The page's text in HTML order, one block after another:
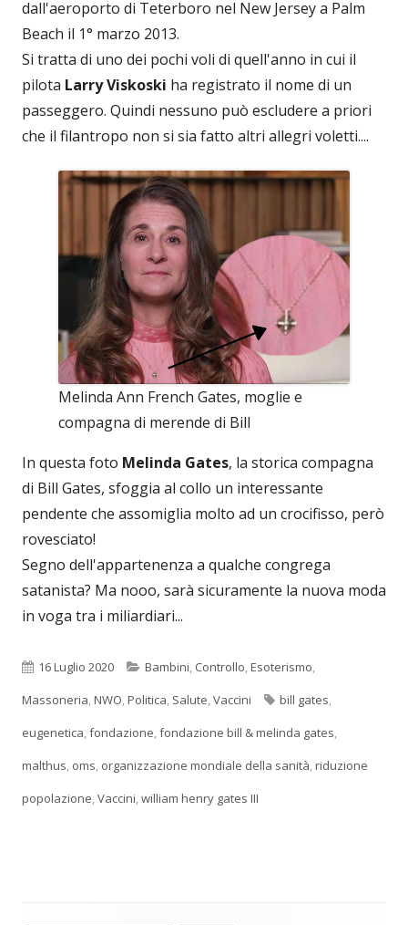
dall'aeroporto di Teterboro nel New Jersey a Palm
Beach il 1° marzo 2013.
Si tratta di uno dei pochi voli di quell'anno in cui il
pilota Larry Viskoski ha registrato il nome di un
passeggero. Quindi nessuno può escludere a priori
che il filantropo non si sia fatto altri allegri voletti....
Melinda Ann French Gates, moglie e
compagna di merende di Bill
In questa foto Melinda Gates, la storica compagna
di Bill Gates, sfoggia al collo un interessante
pendente che assomiglia molto ad un crocifisso, però
rovesciato!
Segno dell'appartenenza a qualche congrega
satanista? Ma nooo, sarà sicuramente la nuova moda
in voga tra i miliardiari...
Pubblicato
16 Luglio 2020 Categorie
Bambini, Controllo,Esoterismo,
Massoneria,NWO,Politica, Salute,Vaccini Tag
bill gates,
eugenetica,fondazione,fondazione bill & melinda gates,
malthus, oms, organizzazione mondiale della sanità,riduzione
popolazione,Vaccini,william henry gates III